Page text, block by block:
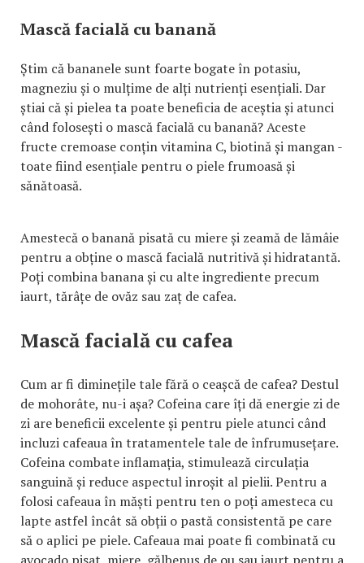
Mască facială cu banană
Știm că bananele sunt foarte bogate în potasiu,
magneziu și o mulțime de alți nutrienți esențiali. Dar
știai că și pielea ta poate beneficia de aceștia și atunci
când folosești o mască facială cu banană? Aceste
fructe cremoase conțin vitamina C, biotină și mangan -
toate fiind esențiale pentru o piele frumoasă și
sănătoasă.
Amestecă o banană pisată cu miere și zeamă de lămâie
pentru a obține o mască facială nutritivă și hidratantă.
Poți combina banana și cu alte ingrediente precum
iaurt, tărâțe de ovăz sau zaț de cafea.
Mască facială cu cafea
Cum ar fi diminețile tale fără o ceașcă de cafea? Destul
de mohorâte, nu-i așa? Cofeina care îți dă energie zi de
zi are beneficii excelente și pentru piele atunci când
incluzi cafeaua în tratamentele tale de înfrumusețare.
Cofeina combate inflamația, stimulează circulația
sanguină și reduce aspectul inroșit al pielii. Pentru a
folosi cafeaua în măști pentru ten o poți amesteca cu
lapte astfel încât să obții o pastă consistentă pe care
să o aplici pe piele. Cafeaua mai poate fi combinată cu